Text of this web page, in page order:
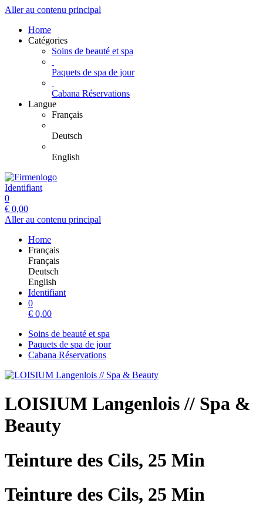
Aller au contenu principal
Home
Catégories
Soins de beauté et spa
Paquets de spa de jour
Cabana Réservations
Langue
Français
Deutsch
English
Identifiant
0
€ 0,00
Aller au contenu principal
Home
Français
Français
Deutsch
English
Identifiant
0
€ 0,00
Soins de beauté et spa
Paquets de spa de jour
Cabana Réservations
LOISIUM Langenlois // Spa &
Beauty
Teinture des Cils, 25 Min
Teinture des Cils, 25 Min